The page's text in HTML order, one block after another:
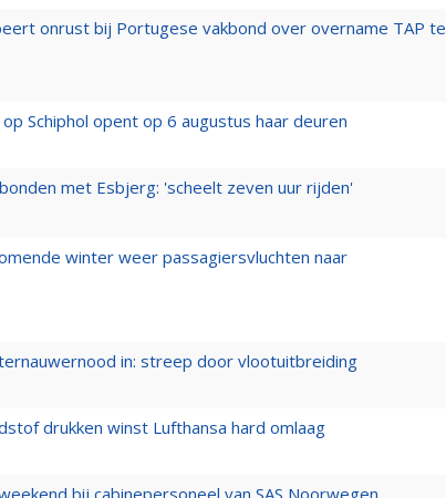
onrust bij Portugese vakbond over overname TAP te
Schiphol opent op 6 augustus haar deuren
met Esbjerg: 'scheelt zeven uur rijden'
winter weer passagiersvluchten naar
in: streep door vlootuitbreiding
drukken winst Lufthansa hard omlaag